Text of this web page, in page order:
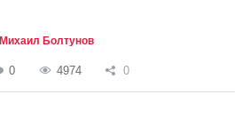
Михаил Болтунов
0 4974 0